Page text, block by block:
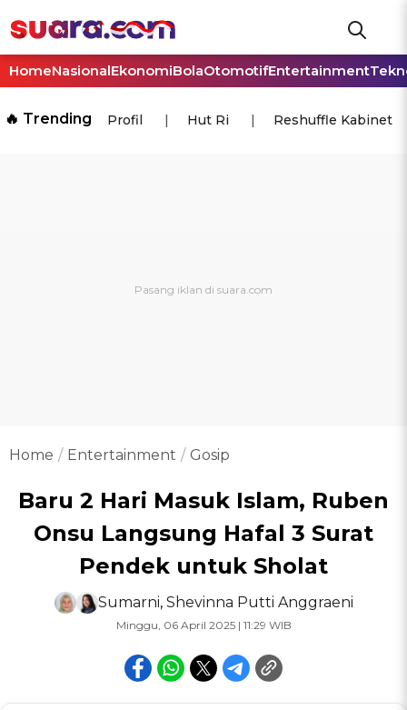
HomeNasionalEkonomiBolaOtomotifEntertainment
🔥 Trending Profil Hut Ri Reshuffle Kabinet
Home Entertainment Gosip
Baru 2 Hari Masuk Islam, Ruben
Onsu Langsung Hafal 3 Surat
Pendek untuk Sholat
Sumarni, Shevinna Putti Anggraeni
Minggu, 06 April 2025 | 11:29 WIB